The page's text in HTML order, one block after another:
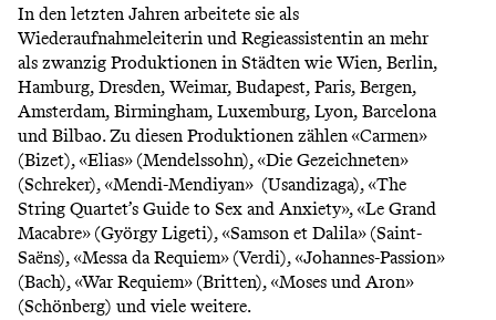
In den letzten Jahren arbeitete sie als
Wiederaufnahmeleiterin und Regieassistentin an mehr
als zwanzig Produktionen in Städten wie Wien, Berlin,
Hamburg, Dresden, Weimar, Budapest, Paris, Bergen,
Amsterdam, Birmingham, Luxemburg, Lyon, Barcelona
und Bilbao. Zu diesen Produktionen zählen «Carmen»
(Bizet), «Elias» (Mendelssohn), «Die Gezeichneten»
(Schreker), «Mendi-Mendiyan» (Usandizaga), «The
String Quartet’s Guide to Sex and Anxiety», «Le Grand
Macabre» (György Ligeti), «Samson et Dalila» (Saint-
Saëns), «Messa da Requiem» (Verdi), «Johannes-Passion»
(Bach), «War Requiem» (Britten), «Moses und Aron»
(Schönberg) und viele weitere.